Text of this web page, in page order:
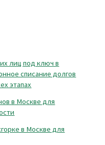
лиц под ключ в
списание долгов
этапах
в Москве для
в Москве для